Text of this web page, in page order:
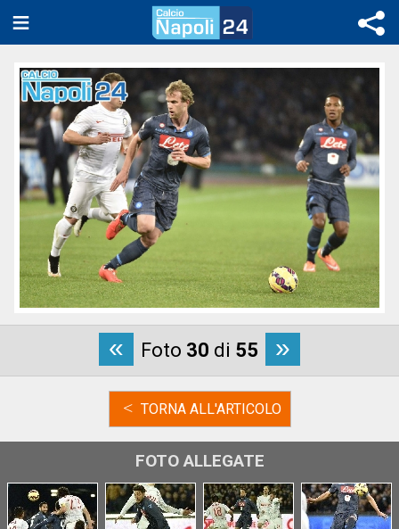
« Foto 30 di 55 »
< TORNA ALL'ARTICOLO
FOTO ALLEGATE